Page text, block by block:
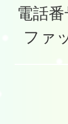
電話
ファ